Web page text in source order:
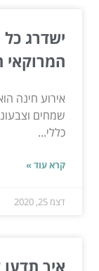
ישדרג
המרוקאי
אירוע חינה
שמחים
כללי...
קרא עוד »
דצמ 25, 2020
איך